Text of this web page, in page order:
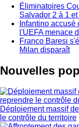
Éliminatoires
Salvador 2 à 1
Infantino
l'UEFA menace
Franco Baresi
Milan disparaît
Nouvelles
Déploiement massif
le contrôle du territoire